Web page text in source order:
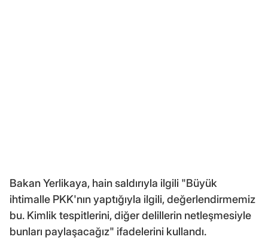
Bakan Yerlikaya, hain saldırıyla ilgili "Büyük
ihtimalle PKK'nın yaptığıyla ilgili, değerlendirmemiz
bu. Kimlik tespitlerini, diğer delillerin netleşmesiyle
bunları paylaşacağız" ifadelerini kullandı.